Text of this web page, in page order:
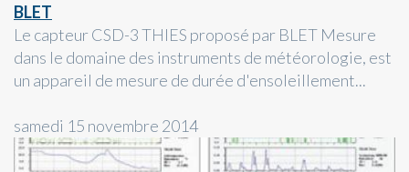
BLET
Le capteur CSD-3 THIES proposé par BLET Mesure
dans le domaine des instruments de météorologie, est
un appareil de mesure de durée d'ensoleillement...
samedi 15 novembre 2014